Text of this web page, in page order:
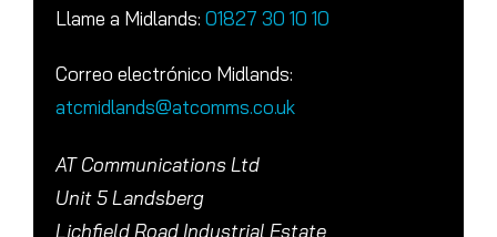
Llame a Midlands: 01827 30 10 10
Correo electrónico Midlands:
atcmidlands@atcomms.co.uk
AT Communications Ltd
Unit 5 Landsberg
Lichfield Road Industrial Estate